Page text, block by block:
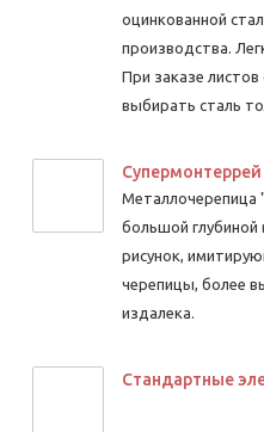
оцинкованной
производства.
При заказе
выбирать сталь
Супермонтеррей
Металлочерепица
большой
рисунок,
черепицы, более
издалека.
Стандартные